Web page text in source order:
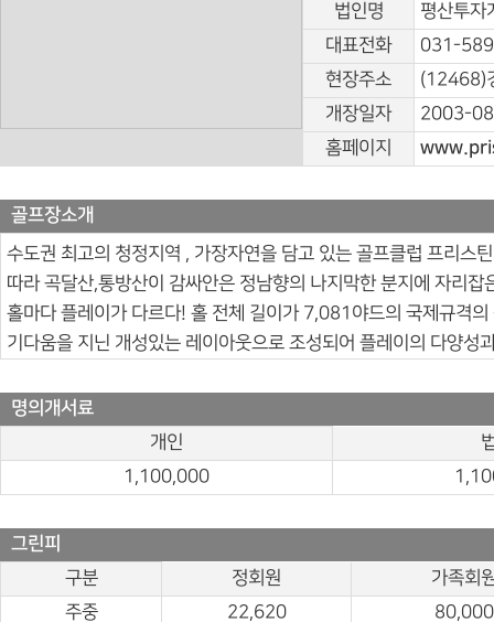
법인명
평산투자
대표전화
031-
현장주소
(12468)
개장일자
2003-
홈페이지
골프장소개
수도권 최고의 청정지역 , 가장자연을 담고 있는 골프클럽 프리스
따라 곡달산,통방산이 감싸안은 정남향의 나지막한 분지에 자리
홀마다 플레이가 다르다! 홀 전체 길이가 7,081야드의 국제규격
기다움을 지닌 개성있는 레이아웃으로 조성되어 플레이의 다양
명의개서료
개인
1,100,000
그린피
구분
정회원
가족회
주중
22,620
80,000